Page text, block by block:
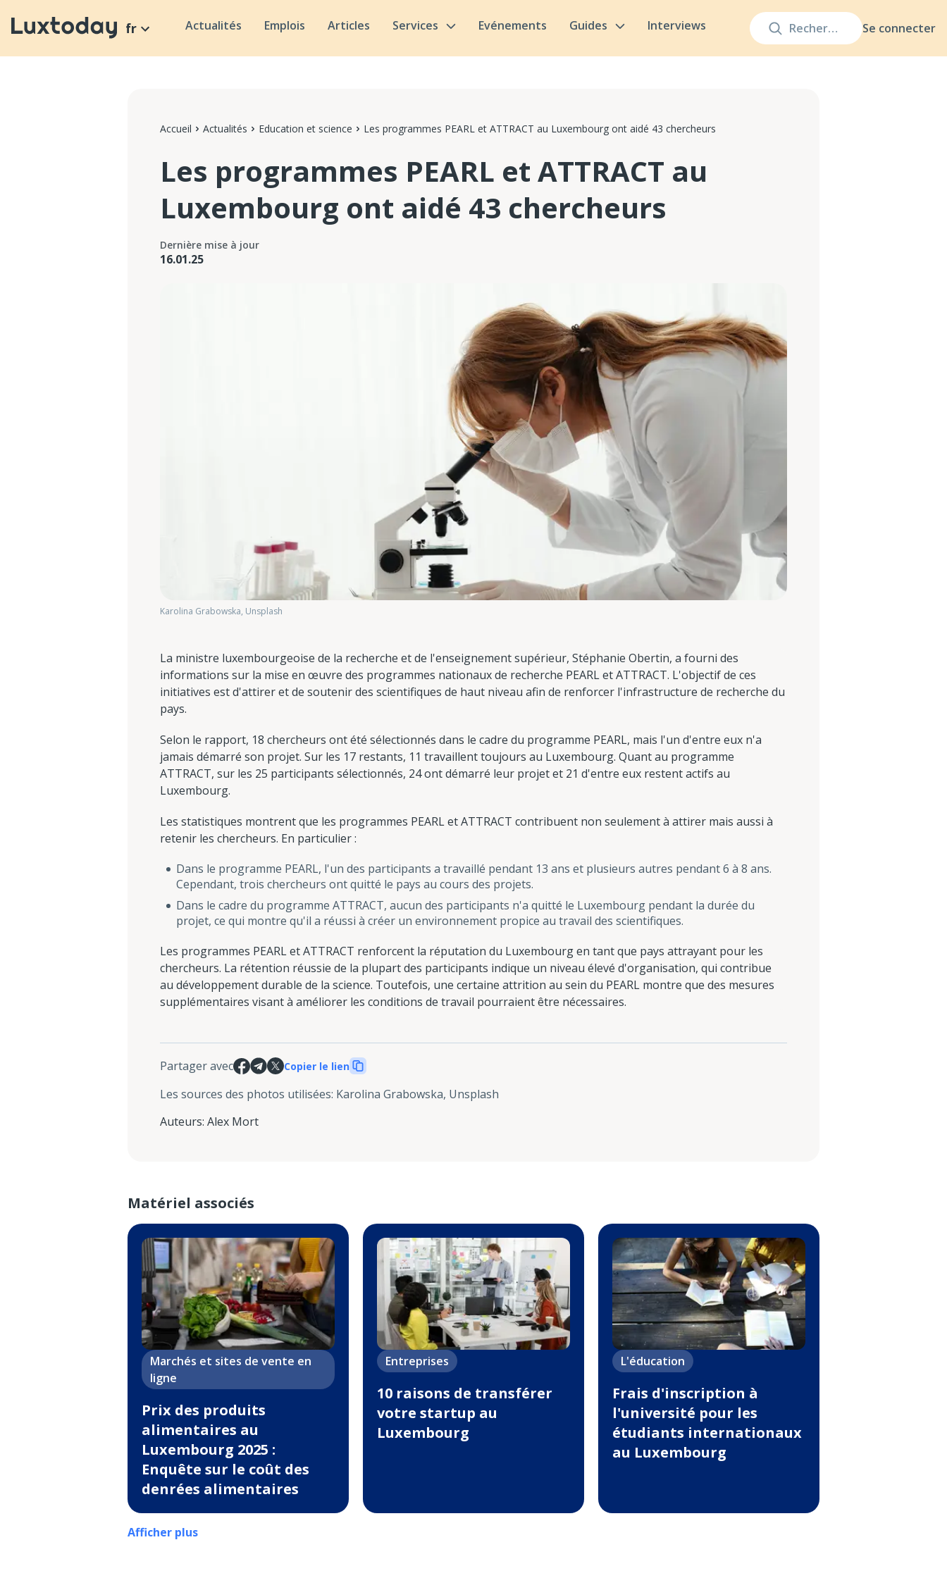
Se connecter
fr Actualités Emplois Articles Services Evénements Guides Interviews
Accueil Actualités Education et science Les programmes PEARL et ATTRACT au Luxembourg ont aidé 43 chercheurs
Les programmes PEARL et ATTRACT au
Luxembourg ont aidé 43 chercheurs
Dernière mise à jour
16.01.25
Karolina Grabowska, Unsplash
La ministre luxembourgeoise de la recherche et de l'enseignement supérieur, Stéphanie Obertin, a fourni des
informations sur la mise en œuvre des programmes nationaux de recherche PEARL et ATTRACT. L'objectif de ces
initiatives est d'attirer et de soutenir des scientifiques de haut niveau afin de renforcer l'infrastructure de recherche du
pays.
Selon le rapport, 18 chercheurs ont été sélectionnés dans le cadre du programme PEARL, mais l'un d'entre eux n'a
jamais démarré son projet. Sur les 17 restants, 11 travaillent toujours au Luxembourg. Quant au programme
ATTRACT, sur les 25 participants sélectionnés, 24 ont démarré leur projet et 21 d'entre eux restent actifs au
Luxembourg.
Les statistiques montrent que les programmes PEARL et ATTRACT contribuent non seulement à attirer mais aussi à
retenir les chercheurs. En particulier :
Dans le programme PEARL, l'un des participants a travaillé pendant 13 ans et plusieurs autres pendant 6 à 8 ans.
Cependant, trois chercheurs ont quitté le pays au cours des projets.
Dans le cadre du programme ATTRACT, aucun des participants n'a quitté le Luxembourg pendant la durée du
projet, ce qui montre qu'il a réussi à créer un environnement propice au travail des scientifiques.
Les programmes PEARL et ATTRACT renforcent la réputation du Luxembourg en tant que pays attrayant pour les
chercheurs. La rétention réussie de la plupart des participants indique un niveau élevé d'organisation, qui contribue
au développement durable de la science. Toutefois, une certaine attrition au sein du PEARL montre que des mesures
supplémentaires visant à améliorer les conditions de travail pourraient être nécessaires.
Partager avec Copier le lien
Les sources des photos utilisées: Karolina Grabowska, Unsplash
Auteurs: Alex Mort
Matériel associés
Marchés et sites de vente en
ligne
Prix des produits
alimentaires au
Luxembourg 2025 :
Enquête sur le coût des
denrées alimentaires
Entreprises
10 raisons de transférer
votre startup au
Luxembourg
L'éducation
Frais d'inscription à
l'université pour les
étudiants internationaux
au Luxembourg
Afficher plus